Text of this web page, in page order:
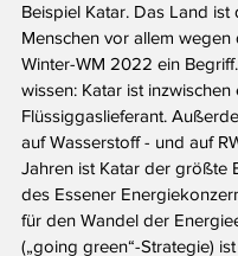
Beispiel Katar. Das Land ist
Menschen vor allem wegen
Winter-WM 2022 ein
wissen: Katar ist inzwischen
Flüssiggaslieferant.
auf Wasserstoff - und auf
Jahren ist Katar der größte
des Essener
für den Wandel der
(„going green“-Strategie)